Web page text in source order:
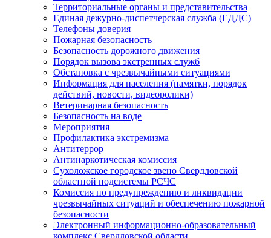
Территориальные органы и представительства
Единая дежурно-диспетчерская служба (ЕДДС)
Телефоны доверия
Пожарная безопасность
Безопасность дорожного движения
Порядок вызова экстренных служб
Обстановка с чрезвычайными ситуациями
Информация для населения (памятки, порядок
действий, новости, видеоролики)
Ветеринарная безопасность
Безопасность на воде
Мероприятия
Профилактика экстремизма
Антитеррор
Антинаркотическая комиссия
Сухоложское городское звено Свердловской
областной подсистемы РСЧС
Комиссия по предупреждению и ликвидации
чрезвычайных ситуаций и обеспечению пожарной
безопасности
Электронный информационно-образовательный
комплекс Cвердловской области